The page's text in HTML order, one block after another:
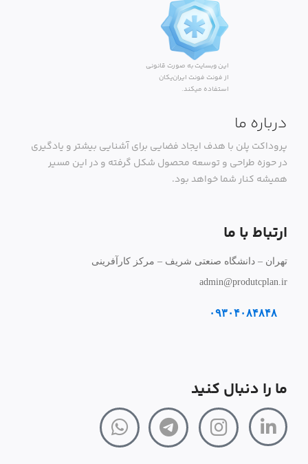
درباره ما
پروداکت پلن با هدف ایجاد فضایی برای آشنایی بیشتر و یادگیری
در حوزه طراحی و توسعه محصول شکل گرفته و در این مسیر
همیشه کنار شما خواهد بود.
ارتباط با ما
تهران – دانشگاه صنعتی شریف – مرکز کارآفرینی
admin@produtcplan.ir
۰۹۳۰۴۰۸۴۸۴۸
ما را دنبال کنید
این وبسایت به صورت قانونی
از فونت فونت ایران‌یکان
استفاده میکند.